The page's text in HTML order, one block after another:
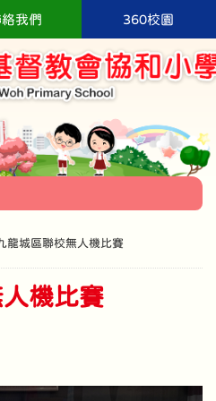
我們 360校園
龍城區聯校無人機比賽
機比賽